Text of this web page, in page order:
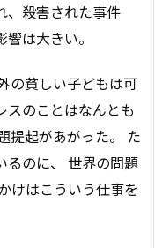
、殺害された事件
は大きい。
の貧しい子どもは可
スのことはなんとも
提起があがった。 た
るのに、 世界の問題
けはこういう仕事を